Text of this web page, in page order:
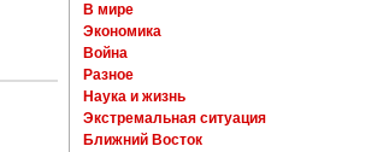
В мире
Экономика
Война
Разное
Наука и жизнь
Экстремальная ситуация
Ближний Восток